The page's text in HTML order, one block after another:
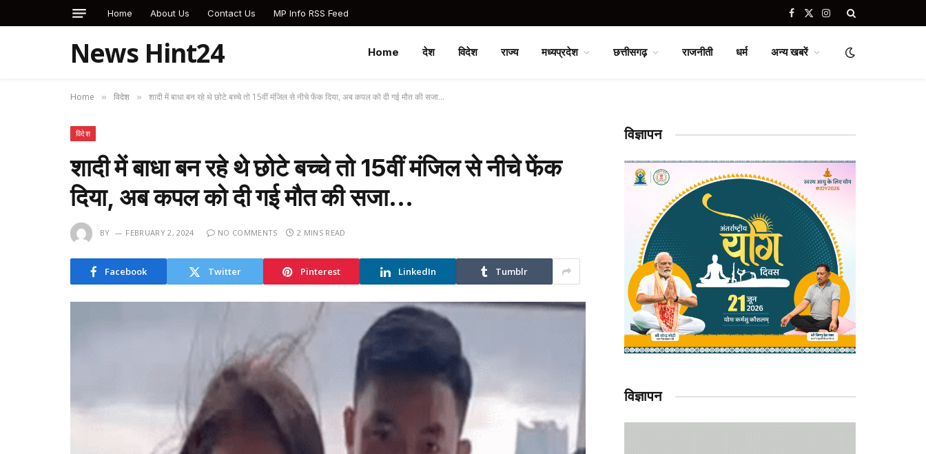
Home About Us Contact Us MP Info RSS Feed Facebook
X
Instagram
News Hint24 Home देश विदेश राज्य मध्यप्रदेश छत्तीसगढ़ राजनीती धर्म अन्य खबरें
Home » विदेश » शादी में बाधा बन रहे थे छोटे बच्चे तो 15वीं मंजिल से नीचे फेंक दिया, अब कपल को दी गई मौत की सजा…
विदेश
शादी में बाधा बन रहे थे छोटे बच्चे तो 15वीं मंजिल से नीचे फेंक
दिया, अब कपल को दी गई मौत की सजा…
BY FEBRUARY 2, 2024 NO COMMENTS 2 MINS READ
Facebook Twitter Pinterest LinkedIn Tumblr
विज्ञापन
विज्ञापन